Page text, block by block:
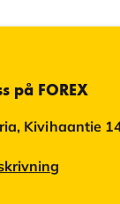
på FOREX
Kivihaantie